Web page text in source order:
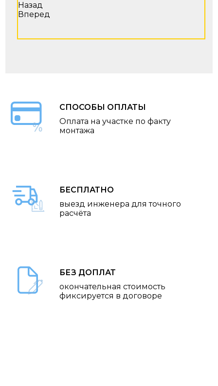
Назад
Вперед
СПОСОБЫ ОПЛАТЫ
Оплата на участке по факту
монтажа
БЕСПЛАТНО
выезд инженера для точного
расчёта
БЕЗ ДОПЛАТ
окончательная стоимость
фиксируется в договоре